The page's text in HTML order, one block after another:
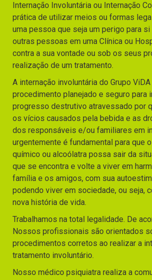
Internação Involuntária ou Internação
prática de utilizar meios ou formas
uma pessoa que seja um perigo para
outras pessoas em uma Clínica ou
contra a sua vontade ou sob os seus
realização de um tratamento.
A internação involuntária do Grupo ViDA
procedimento planejado e seguro para
progresso destrutivo atravessado por
os vícios causados pela bebida e as
dos responsáveis e/ou familiares em
urgentemente é fundamental para que
químico ou alcoólatra possa sair da
que se encontra e volte a viver em
família e os amigos, com sua
podendo viver em sociedade, ou seja,
nova história de vida.
Trabalhamos na total legalidade. De
Nossos profissionais são orientados
procedimentos corretos ao realizar a
tratamento involuntário.
Nosso médico psiquiatra realiza a